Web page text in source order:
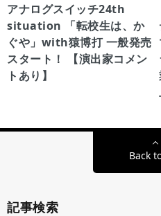
アナログスイッチ24th
situation 「転校生は、か
ぐや」with猿博打 一般発売
スタート！ 【演出家コメン
トあり】
Back
記事検索